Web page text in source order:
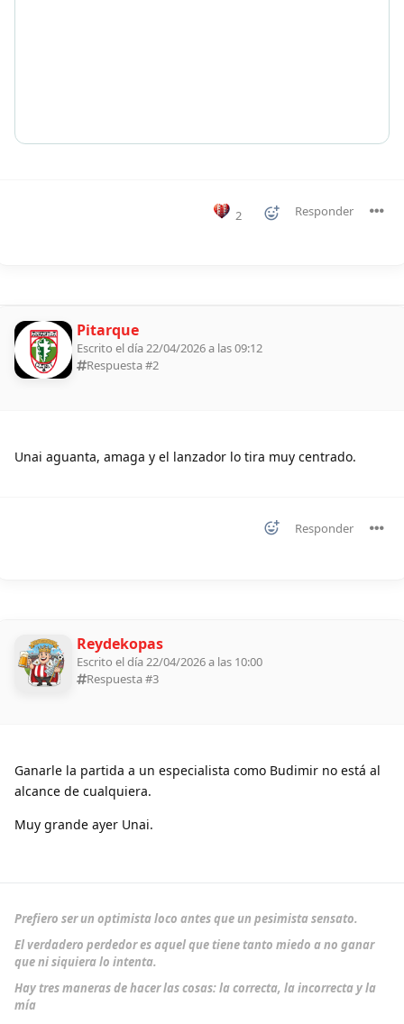
2 Responder
Pitarque
Escrito el día 22/04/2026 a las 09:12
Respuesta #2
Unai aguanta, amaga y el lanzador lo tira muy centrado.
Responder
Reydekopas
Escrito el día 22/04/2026 a las 10:00
Respuesta #3
Ganarle la partida a un especialista como Budimir no está al
alcance de cualquiera.
Muy grande ayer Unai.
Prefiero ser un optimista loco antes que un pesimista sensato.
El verdadero perdedor es aquel que tiene tanto miedo a no ganar
que ni siquiera lo intenta.
Hay tres maneras de hacer las cosas: la correcta, la incorrecta y la
mía